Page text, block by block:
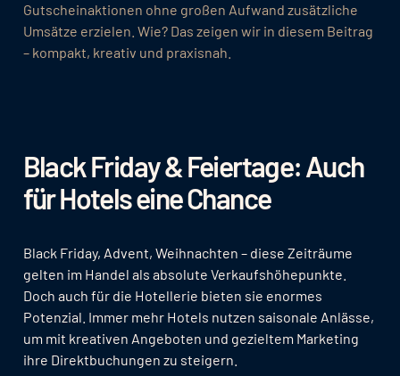
Gutscheinaktionen ohne großen Aufwand zusätzliche
Umsätze erzielen. Wie? Das zeigen wir in diesem Beitrag
– kompakt, kreativ und praxisnah.
Black Friday & Feiertage: Auch
für Hotels eine Chance
Black Friday, Advent, Weihnachten – diese Zeiträume
gelten im Handel als absolute Verkaufshöhepunkte.
Doch auch für die Hotellerie bieten sie enormes
Potenzial. Immer mehr Hotels nutzen saisonale Anlässe,
um mit kreativen Angeboten und gezieltem Marketing
ihre Direktbuchungen zu steigern.